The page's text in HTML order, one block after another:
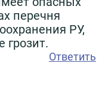
перечня
РУ,
грозит.
Ответить